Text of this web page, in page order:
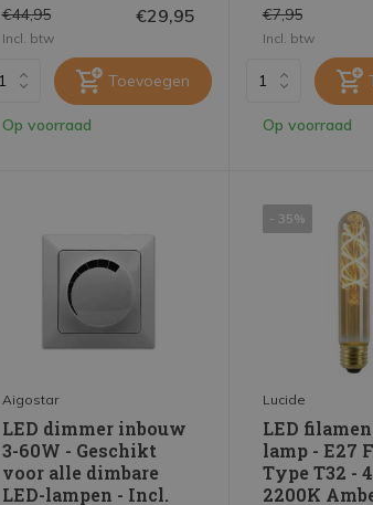
€44,95 €29,95
Incl. btw
Toevoegen
Op voorraad
€7,95
Incl. btw
Op voorraad
Aigostar
LED dimmer inbouw
3-60W - Geschikt
voor alle dimbare
LED-lampen - Incl.
- 35%
Lucide
LED
lamp - E27
Type T32 -
2200K